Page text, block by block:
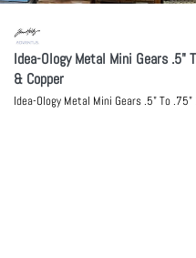
Idea-Ology Metal Mini Gears .5"
& Copper
Idea-Ology Metal Mini Gears .5" To